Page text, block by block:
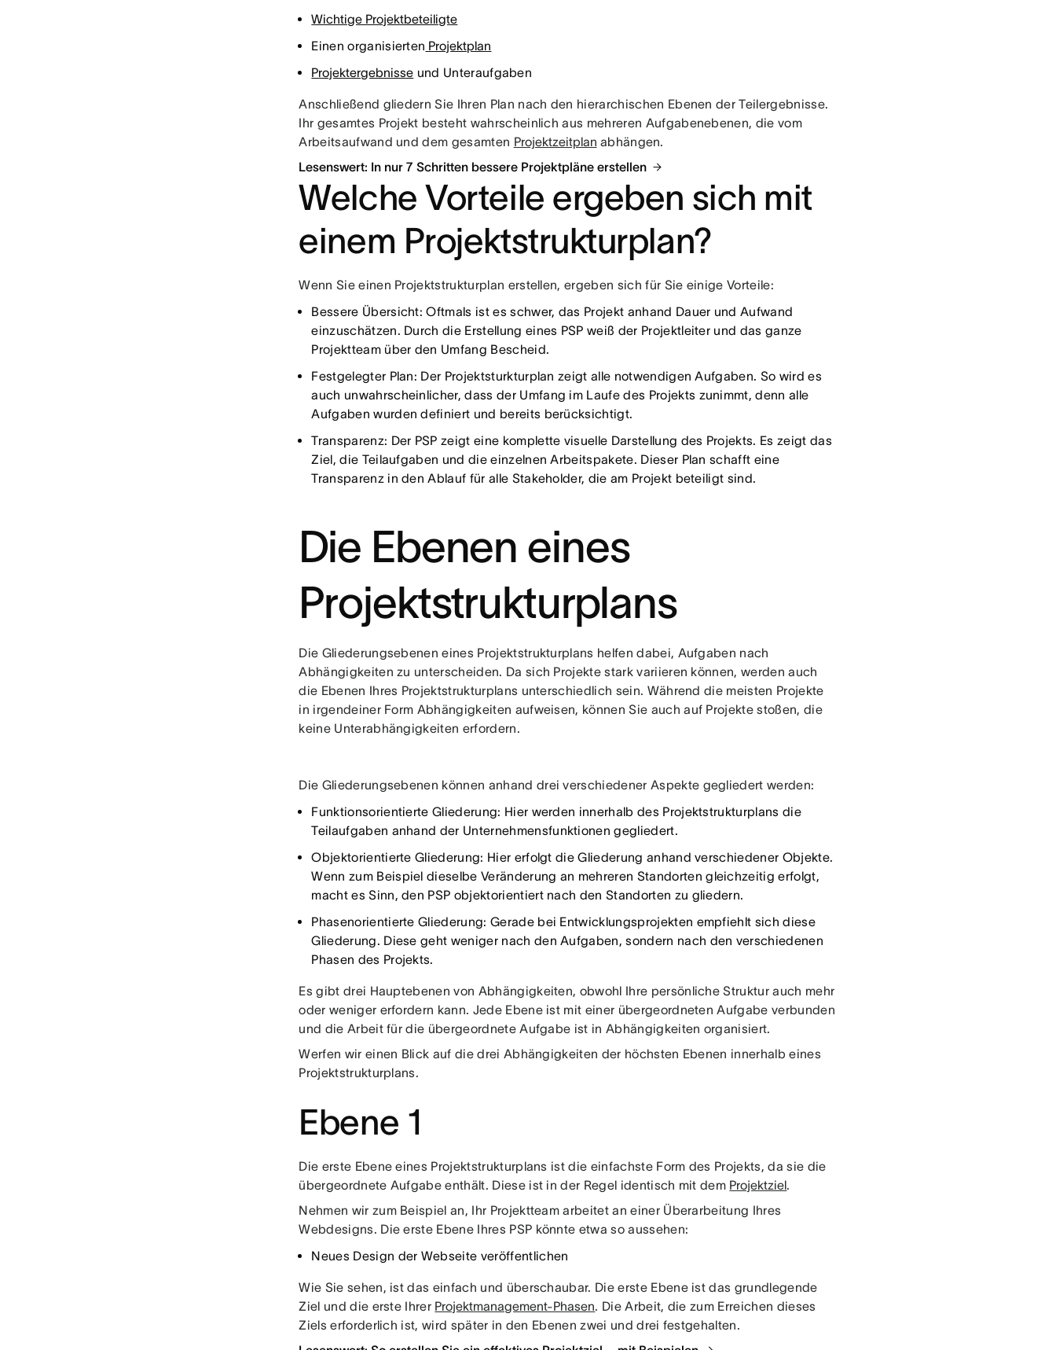
Wichtige Projektbeteiligte
Einen organisierten Projektplan
Projektergebnisse und Unteraufgaben
Anschließend gliedern Sie Ihren Plan nach den hierarchischen Ebenen der Teilergebnisse.
Ihr gesamtes Projekt besteht wahrscheinlich aus mehreren Aufgabenebenen, die vom
Arbeitsaufwand und dem gesamten Projektzeitplan abhängen.
Lesenswert: In nur 7 Schritten bessere Projektpläne erstellen
Welche Vorteile ergeben sich mit
einem Projektstrukturplan?
Wenn Sie einen Projektstrukturplan erstellen, ergeben sich für Sie einige Vorteile:
Bessere Übersicht: Oftmals ist es schwer, das Projekt anhand Dauer und Aufwand
einzuschätzen. Durch die Erstellung eines PSP weiß der Projektleiter und das ganze
Projektteam über den Umfang Bescheid.
Festgelegter Plan: Der Projektsturkturplan zeigt alle notwendigen Aufgaben. So wird es
auch unwahrscheinlicher, dass der Umfang im Laufe des Projekts zunimmt, denn alle
Aufgaben wurden definiert und bereits berücksichtigt.
Transparenz: Der PSP zeigt eine komplette visuelle Darstellung des Projekts. Es zeigt das
Ziel, die Teilaufgaben und die einzelnen Arbeitspakete. Dieser Plan schafft eine
Transparenz in den Ablauf für alle Stakeholder, die am Projekt beteiligt sind.
Die Ebenen eines
Projektstrukturplans
Die Gliederungsebenen eines Projektstrukturplans helfen dabei, Aufgaben nach
Abhängigkeiten zu unterscheiden. Da sich Projekte stark variieren können, werden auch
die Ebenen Ihres Projektstrukturplans unterschiedlich sein. Während die meisten Projekte
in irgendeiner Form Abhängigkeiten aufweisen, können Sie auch auf Projekte stoßen, die
keine Unterabhängigkeiten erfordern.
Die Gliederungsebenen können anhand drei verschiedener Aspekte gegliedert werden:
Funktionsorientierte Gliederung: Hier werden innerhalb des Projektstrukturplans die
Teilaufgaben anhand der Unternehmensfunktionen gegliedert.
Objektorientierte Gliederung: Hier erfolgt die Gliederung anhand verschiedener Objekte.
Wenn zum Beispiel dieselbe Veränderung an mehreren Standorten gleichzeitig erfolgt,
macht es Sinn, den PSP objektorientiert nach den Standorten zu gliedern.
Phasenorientierte Gliederung: Gerade bei Entwicklungsprojekten empfiehlt sich diese
Gliederung. Diese geht weniger nach den Aufgaben, sondern nach den verschiedenen
Phasen des Projekts.
Es gibt drei Hauptebenen von Abhängigkeiten, obwohl Ihre persönliche Struktur auch mehr
oder weniger erfordern kann. Jede Ebene ist mit einer übergeordneten Aufgabe verbunden
und die Arbeit für die übergeordnete Aufgabe ist in Abhängigkeiten organisiert.
Werfen wir einen Blick auf die drei Abhängigkeiten der höchsten Ebenen innerhalb eines
Projektstrukturplans.
Ebene 1
Die erste Ebene eines Projektstrukturplans ist die einfachste Form des Projekts, da sie die
übergeordnete Aufgabe enthält. Diese ist in der Regel identisch mit dem Projektziel.
Nehmen wir zum Beispiel an, Ihr Projektteam arbeitet an einer Überarbeitung Ihres
Webdesigns. Die erste Ebene Ihres PSP könnte etwa so aussehen:
Neues Design der Webseite veröffentlichen
Wie Sie sehen, ist das einfach und überschaubar. Die erste Ebene ist das grundlegende
Ziel und die erste Ihrer Projektmanagement-Phasen. Die Arbeit, die zum Erreichen dieses
Ziels erforderlich ist, wird später in den Ebenen zwei und drei festgehalten.